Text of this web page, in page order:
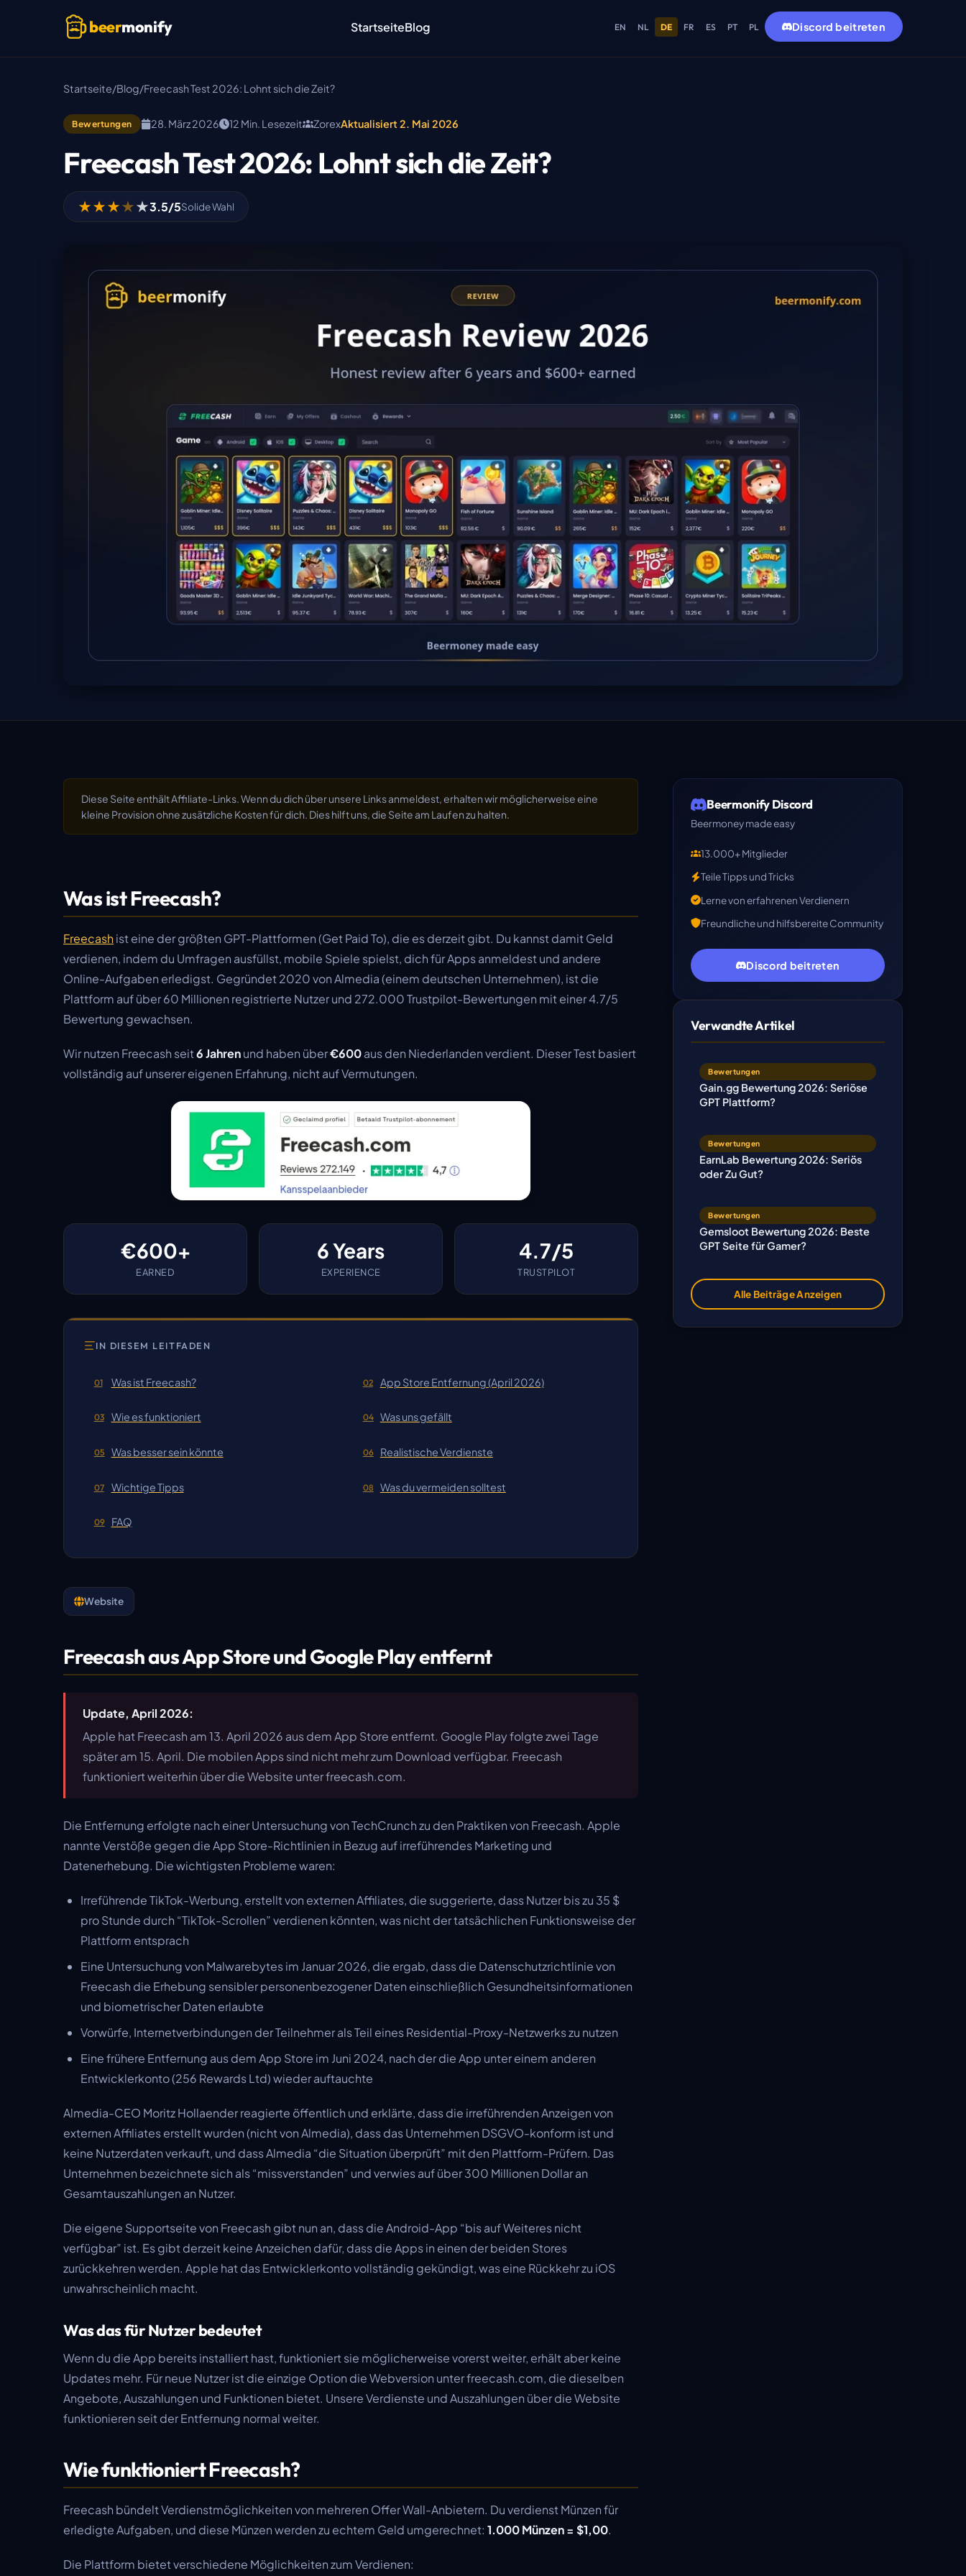
beermonify StartseiteBlog EN NL DE FR ES PT PL Discord beitreten
Startseite/Blog/Freecash Test 2026: Lohnt sich die Zeit?
Bewertungen 28. März 2026 12 Min. Lesezeit ZorexAktualisiert 2. Mai 2026
Freecash Test 2026: Lohnt sich die Zeit?
★★★★★3.5/5Solide Wahl
Diese Seite enthält Affiliate-Links. Wenn du dich über unsere Links anmeldest, erhalten wir möglicherweise eine
kleine Provision ohne zusätzliche Kosten für dich. Dies hilft uns, die Seite am Laufen zu halten.
Was ist Freecash?
Freecashist eine der größten GPT-Plattformen (Get Paid To), die es derzeit gibt. Du kannst damit Geld
verdienen, indem du Umfragen ausfüllst, mobile Spiele spielst, dich für Apps anmeldest und andere
Online-Aufgaben erledigst. Gegründet 2020 von Almedia (einem deutschen Unternehmen), ist die
Plattform auf über 60 Millionen registrierte Nutzer und 272.000 Trustpilot-Bewertungen mit einer 4.7/5
Bewertung gewachsen.
Wir nutzen Freecash seit6 Jahrenund haben über€600aus den Niederlanden verdient. Dieser Test basiert
vollständig auf unserer eigenen Erfahrung, nicht auf Vermutungen.
€600+
EARNED
6 Years
EXPERIENCE
4.7/5
TRUSTPILOT
IN DIESEM LEITFADEN
01 Was ist Freecash? 02 App Store Entfernung (April 2026)
03 Wie es funktioniert 04 Was uns gefällt
05 Was besser sein könnte 06 Realistische Verdienste
07 Wichtige Tipps 08 Was du vermeiden solltest
09 FAQ
Website
Freecash aus App Store und Google Play entfernt
Update, April 2026:
Apple hat Freecash am 13. April 2026 aus dem App Store entfernt. Google Play folgte zwei Tage
später am 15. April. Die mobilen Apps sind nicht mehr zum Download verfügbar. Freecash
funktioniert weiterhin über die Website unter freecash.com.
Die Entfernung erfolgte nach einer Untersuchung von TechCrunch zu den Praktiken von Freecash. Apple
nannte Verstöße gegen die App Store-Richtlinien in Bezug auf irreführendes Marketing und
Datenerhebung. Die wichtigsten Probleme waren:
Irreführende TikTok-Werbung, erstellt von externen Affiliates, die suggerierte, dass Nutzer bis zu 35 $
pro Stunde durch “TikTok-Scrollen” verdienen könnten, was nicht der tatsächlichen Funktionsweise der
Plattform entsprach
Eine Untersuchung von Malwarebytes im Januar 2026, die ergab, dass die Datenschutzrichtlinie von
Freecash die Erhebung sensibler personenbezogener Daten einschließlich Gesundheitsinformationen
und biometrischer Daten erlaubte
Vorwürfe, Internetverbindungen der Teilnehmer als Teil eines Residential-Proxy-Netzwerks zu nutzen
Eine frühere Entfernung aus dem App Store im Juni 2024, nach der die App unter einem anderen
Entwicklerkonto (256 Rewards Ltd) wieder auftauchte
Almedia-CEO Moritz Hollaender reagierte öffentlich und erklärte, dass die irreführenden Anzeigen von
externen Affiliates erstellt wurden (nicht von Almedia), dass das Unternehmen DSGVO-konform ist und
keine Nutzerdaten verkauft, und dass Almedia “die Situation überprüft” mit den Plattform-Prüfern. Das
Unternehmen bezeichnete sich als “missverstanden” und verwies auf über 300 Millionen Dollar an
Gesamtauszahlungen an Nutzer.
Die eigene Supportseite von Freecash gibt nun an, dass die Android-App “bis auf Weiteres nicht
verfügbar” ist. Es gibt derzeit keine Anzeichen dafür, dass die Apps in einen der beiden Stores
zurückkehren werden. Apple hat das Entwicklerkonto vollständig gekündigt, was eine Rückkehr zu iOS
unwahrscheinlich macht.
Was das für Nutzer bedeutet
Wenn du die App bereits installiert hast, funktioniert sie möglicherweise vorerst weiter, erhält aber keine
Updates mehr. Für neue Nutzer ist die einzige Option die Webversion unter freecash.com, die dieselben
Angebote, Auszahlungen und Funktionen bietet. Unsere Verdienste und Auszahlungen über die Website
funktionieren seit der Entfernung normal weiter.
Wie funktioniert Freecash?
Freecash bündelt Verdienstmöglichkeiten von mehreren Offer Wall-Anbietern. Du verdienst Münzen für
erledigte Aufgaben, und diese Münzen werden zu echtem Geld umgerechnet: 1.000 Münzen = $1,00.
Die Plattform bietet verschiedene Möglichkeiten zum Verdienen:
Beermonify Discord
Beermoney made easy
13.000+ Mitglieder
Teile Tipps und Tricks
Lerne von erfahrenen Verdienern
Freundliche und hilfsbereite Community
Discord beitreten
Verwandte Artikel
Bewertungen
Gain.gg Bewertung 2026: Seriöse
GPT Plattform?
Bewertungen
EarnLab Bewertung 2026: Seriös
oder Zu Gut?
Bewertungen
Gemsloot Bewertung 2026: Beste
GPT Seite für Gamer?
Alle Beiträge Anzeigen